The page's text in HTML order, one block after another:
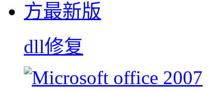
dll修复